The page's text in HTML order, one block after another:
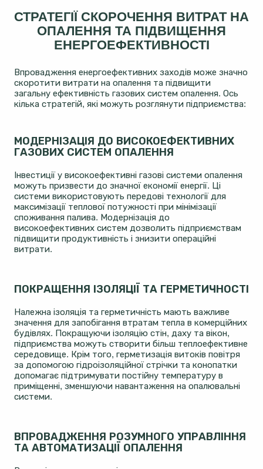
СТРАТЕГІЇ СКОРОЧЕННЯ ВИТРАТ НА
ОПАЛЕННЯ ТА ПІДВИЩЕННЯ
ЕНЕРГОЕФЕКТИВНОСТІ
Впровадження енергоефективних заходів може значно
скоротити витрати на опалення та підвищити
загальну ефективність газових систем опалення. Ось
кілька стратегій, які можуть розглянути підприємства:
МОДЕРНІЗАЦІЯ ДО ВИСОКОЕФЕКТИВНИХ
ГАЗОВИХ СИСТЕМ ОПАЛЕННЯ
Інвестиції у високоефективні газові системи опалення
можуть призвести до значної економії енергії. Ці
системи використовують передові технології для
максимізації теплової потужності при мінімізації
споживання палива. Модернізація до
високоефективних систем дозволить підприємствам
підвищити продуктивність і знизити операційні
витрати.
ПОКРАЩЕННЯ ІЗОЛЯЦІЇ ТА ГЕРМЕТИЧНОСТІ
Належна ізоляція та герметичність мають важливе
значення для запобігання втратам тепла в комерційних
будівлях. Покращуючи ізоляцію стін, даху та вікон,
підприємства можуть створити більш теплоефективне
середовище. Крім того, герметизація витоків повітря
за допомогою гідроізоляційної стрічки та конопатки
допомагає підтримувати постійну температуру в
приміщенні, зменшуючи навантаження на опалювальні
системи.
ВПРОВАДЖЕННЯ РОЗУМНОГО УПРАВЛІННЯ
ТА АВТОМАТИЗАЦІЇ ОПАЛЕННЯ